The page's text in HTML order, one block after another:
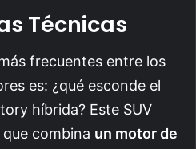
Técnicas
frecuentes entre los
es: ¿qué esconde el
híbrida? Este SUV
combina un motor de